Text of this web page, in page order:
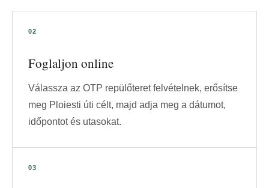
Foglaljon online
Válassza az OTP repülőteret felvételnek, erősítse
meg Ploiesti úti célt, majd adja meg a dátumot,
időpontot és utasokat.